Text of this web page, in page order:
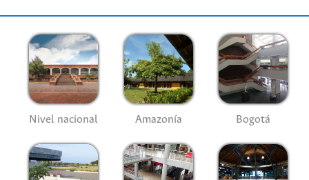
Nivel nacional Amazonía Bogotá